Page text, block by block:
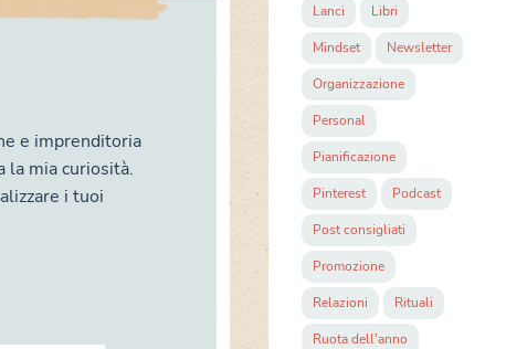
e imprenditoria
la mia curiosità.
i tuoi
Lanci Libri
Mindset Newsletter
Organizzazione
Personal
Pianificazione
Pinterest Podcast
Post consigliati
Promozione
Relazioni Rituali
Ruota dell'anno